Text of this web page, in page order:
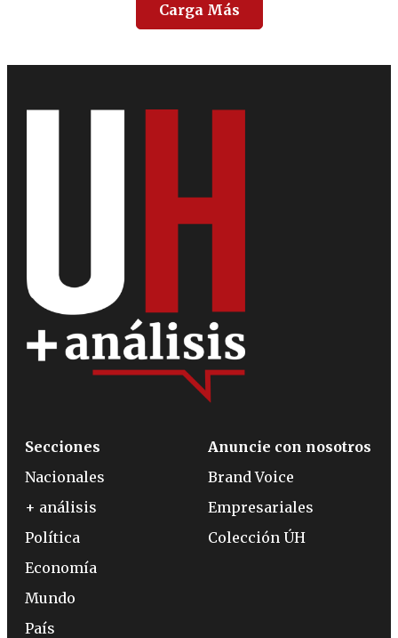
Carga Más
Secciones
Nacionales
+ análisis
Política
Economía
Mundo
País
Anuncie con nosotros
Brand Voice
Empresariales
Colección ÚH